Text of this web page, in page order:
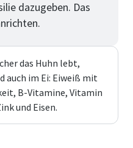
dazugeben. Das
das Huhn lebt,
auch im Ei: Eiweiß mit
B-Vitamine, Vitamin
und Eisen.